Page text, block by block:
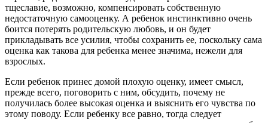
тщеславие, возможно, компенсировать собственную
недостаточную самооценку. А ребенок инстинктивно очень
боится потерять родительскую любовь, и он будет
прикладывать все усилия, чтобы сохранить ее, поскольку сама
оценка как такова для ребенка менее значима, нежели для
взрослых.
Если ребенок принес домой плохую оценку, имеет смысл,
прежде всего, поговорить с ним, обсудить, почему не
получилась более высокая оценка и выяснить его чувства по
этому поводу. Если ребенку все равно, тогда следует